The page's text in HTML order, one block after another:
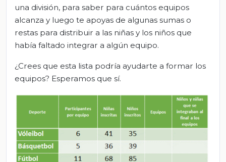
una división, para saber para cuántos equipos
alcanza y luego te apoyas de algunas sumas o
restas para distribuir a las niñas y los niños que
había faltado integrar a algún equipo.
¿Crees que esta lista podría ayudarte a formar los
equipos? Esperamos que sí.